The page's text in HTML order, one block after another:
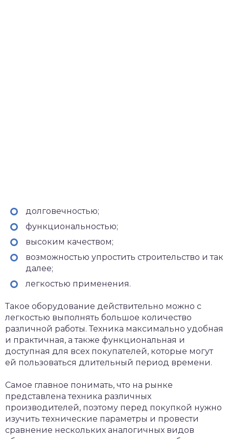
долговечностью;
функциональностью;
высоким качеством;
возможностью упростить строительство и так
далее;
легкостью применения.
Такое оборудование действительно можно с
легкостью выполнять большое количество
различной работы. Техника максимально удобная
и практичная, а также функциональная и
доступная для всех покупателей, которые могут
ей пользоваться длительный период времени.
Самое главное понимать, что на рынке
представлена техника различных
производителей, поэтому перед покупкой нужно
изучить технические параметры и провести
сравнение нескольких аналогичных видов